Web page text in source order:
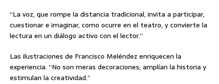
“La voz, que rompe la distancia tradicional, invita a participar,
cuestionar e imaginar, como ocurre en el teatro, y convierte la
lectura en un diálogo activo con el lector.”
Las ilustraciones de Francisco Meléndez enriquecen la
experiencia. “No son meras decoraciones; amplían la historia y
estimulan la creatividad.”